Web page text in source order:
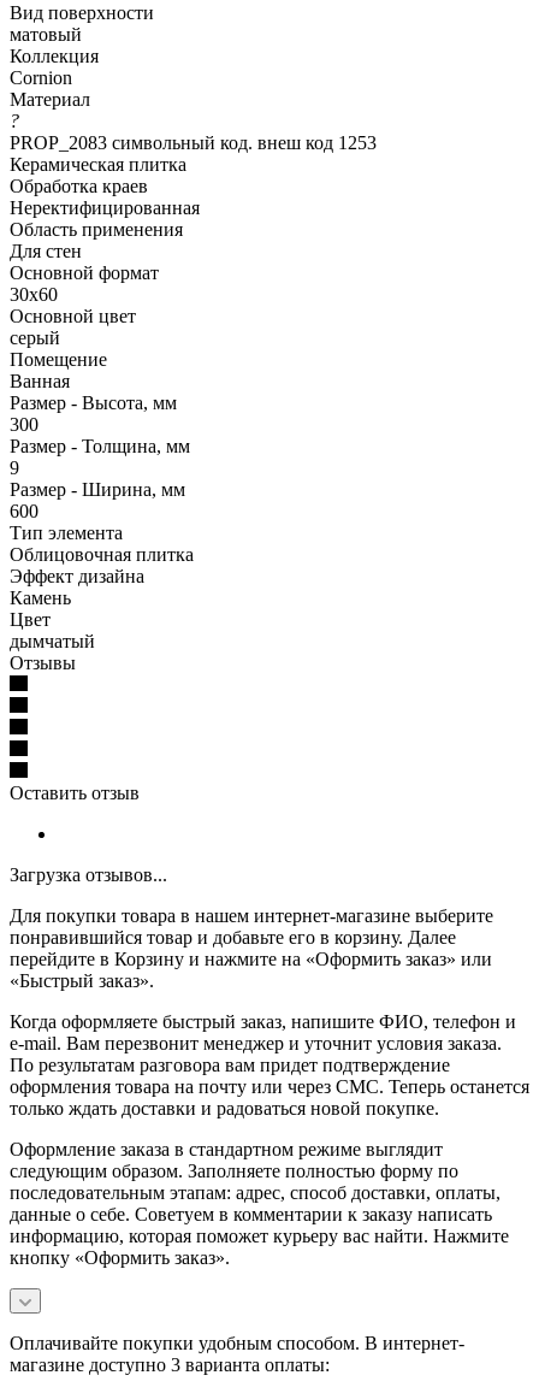
Вид поверхности
матовый
Коллекция
Cornion
Материал
?
PROP_2083 символьный код. внеш код 1253
Керамическая плитка
Обработка краев
Неректифицированная
Область применения
Для стен
Основной формат
30х60
Основной цвет
серый
Помещение
Ванная
Размер - Высота, мм
300
Размер - Толщина, мм
9
Размер - Ширина, мм
600
Тип элемента
Облицовочная плитка
Эффект дизайна
Камень
Цвет
дымчатый
Отзывы
Оставить отзыв
Загрузка отзывов...
Для покупки товара в нашем интернет-магазине выберите
понравившийся товар и добавьте его в корзину. Далее
перейдите в Корзину и нажмите на «Оформить заказ» или
«Быстрый заказ».
Когда оформляете быстрый заказ, напишите ФИО, телефон и
e-mail. Вам перезвонит менеджер и уточнит условия заказа.
По результатам разговора вам придет подтверждение
оформления товара на почту или через СМС. Теперь останется
только ждать доставки и радоваться новой покупке.
Оформление заказа в стандартном режиме выглядит
следующим образом. Заполняете полностью форму по
последовательным этапам: адрес, способ доставки, оплаты,
данные о себе. Советуем в комментарии к заказу написать
информацию, которая поможет курьеру вас найти. Нажмите
кнопку «Оформить заказ».
Оплачивайте покупки удобным способом. В интернет-
магазине доступно 3 варианта оплаты: